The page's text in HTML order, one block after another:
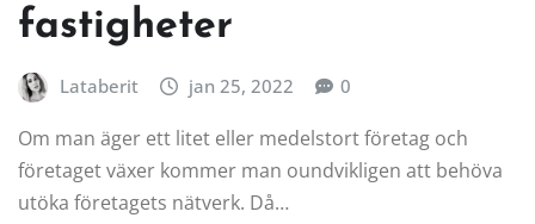
fastigheter
Lataberit jan 25, 2022 0
Om man äger ett litet eller medelstort företag och
företaget växer kommer man oundvikligen att behöva
utöka företagets nätverk. Då…